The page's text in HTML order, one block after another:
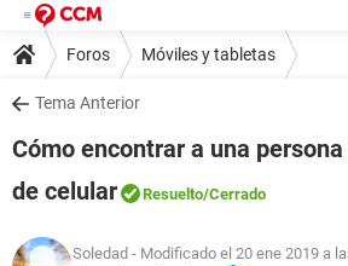
Foros Móviles y tabletas
Tema Anterior
Cómo encontrar a una
de celular
Resuelto/Cerrado
Soledad - Modificado el 20 ene 2019 a